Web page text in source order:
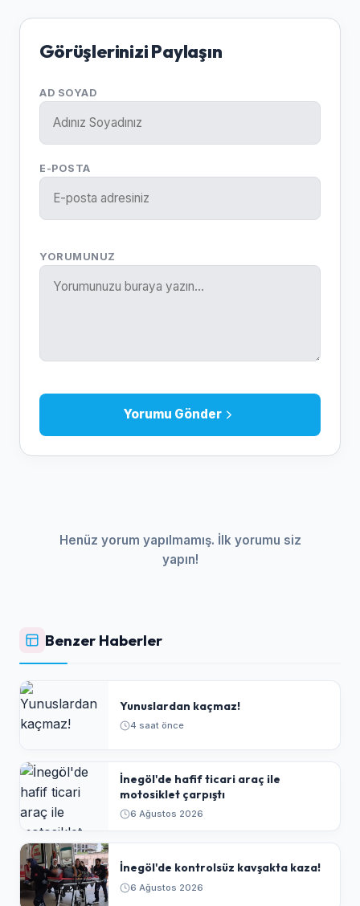
Görüşlerinizi Paylaşın
AD SOYAD
E-POSTA
YORUMUNUZ
Yorumu Gönder
Henüz yorum yapılmamış. İlk yorumu siz
yapın!
Benzer Haberler
Yunuslardan kaçmaz!
4 saat önce
İnegöl'de hafif ticari araç ile
motosiklet çarpıştı
6 Ağustos 2026
İnegöl'de kontrolsüz kavşakta kaza!
6 Ağustos 2026